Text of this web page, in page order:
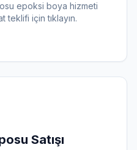
epoksi boya hizmeti
teklifi için tıklayın.
Satışı